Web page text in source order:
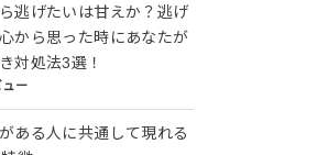
逃げたいは甘えか？逃げ
から思った時にあなたが
対処法3選！
ュー
ある人に共通して現れる